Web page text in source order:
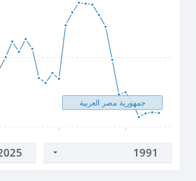
جمهورية مصر العربية